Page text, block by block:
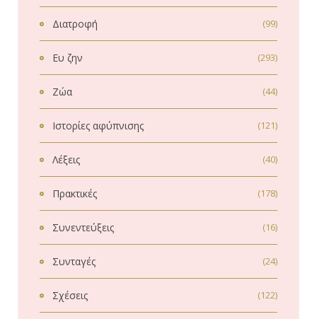
Διατροφή (99)
Ευ ζην (293)
Ζώα (44)
Ιστορίες αφύπνισης (121)
Λέξεις (40)
Πρακτικές (178)
Συνεντεύξεις (16)
Συνταγές (24)
Σχέσεις (122)